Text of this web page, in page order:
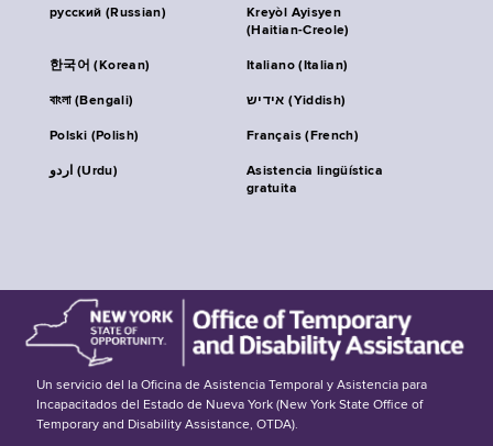
русский (Russian)
Kreyòl Ayisyen
(Haitian-Creole)
한국어 (Korean) Italiano (Italian)
বাংলা (Bengali) אידיש (Yiddish)
Polski (Polish) Français (French)
اردو (Urdu)
Asistencia lingüística
gratuita
Un servicio del la Oficina de Asistencia Temporal y Asistencia para
Incapacitados del Estado de Nueva York (New York State Office of
Temporary and Disability Assistance, OTDA).